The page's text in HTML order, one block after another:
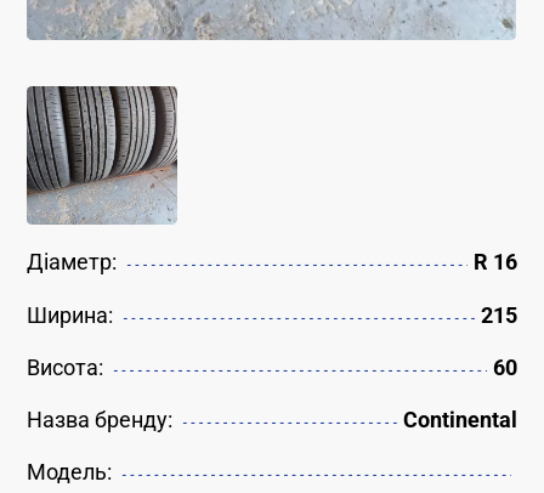
Діаметр: R 16
Ширина: 215
Висота: 60
Назва бренду: Continental
Модель: